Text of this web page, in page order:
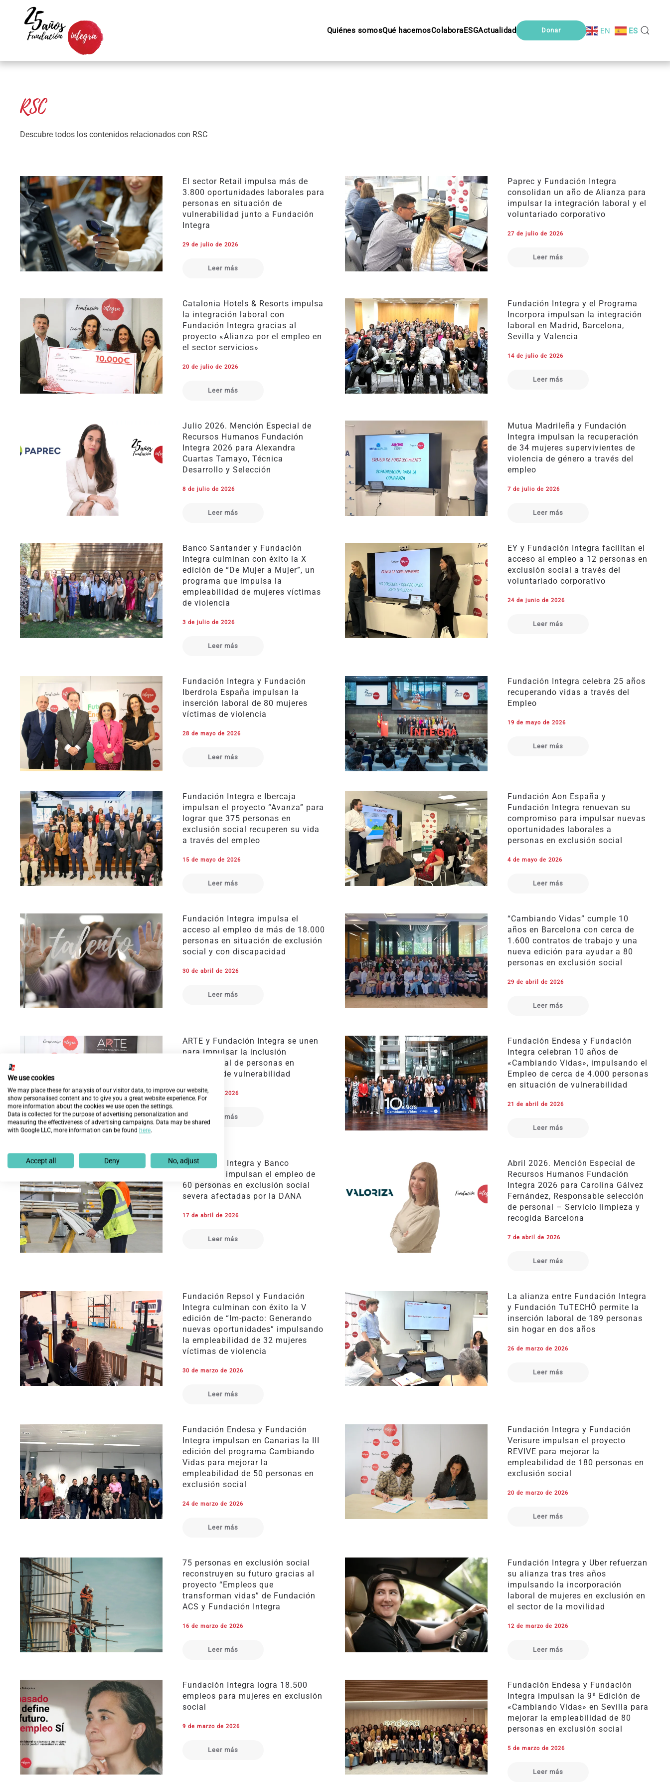
Skip to main content
Quiénes somosQué hacemosColaboraESGActualidad Donar EN ES
RSC
Descubre todos los contenidos relacionados con RSC
El sector Retail impulsa más de
3.800 oportunidades laborales para
personas en situación de
vulnerabilidad junto a Fundación
Integra
29 de julio de 2026
Leer más
Paprec y Fundación Integra
consolidan un año de Alianza para
impulsar la integración laboral y el
voluntariado corporativo
27 de julio de 2026
Leer más
Catalonia Hotels & Resorts impulsa
la integración laboral con
Fundación Integra gracias al
proyecto «Alianza por el empleo en
el sector servicios»
20 de julio de 2026
Leer más
Fundación Integra y el Programa
Incorpora impulsan la integración
laboral en Madrid, Barcelona,
Sevilla y Valencia
14 de julio de 2026
Leer más
Julio 2026. Mención Especial de
Recursos Humanos Fundación
Integra 2026 para Alexandra
Cuartas Tamayo, Técnica
Desarrollo y Selección
8 de julio de 2026
Leer más
Mutua Madrileña y Fundación
Integra impulsan la recuperación
de 34 mujeres supervivientes de
violencia de género a través del
empleo
7 de julio de 2026
Leer más
Banco Santander y Fundación
Integra culminan con éxito la X
edición de “De Mujer a Mujer”, un
programa que impulsa la
empleabilidad de mujeres víctimas
de violencia
3 de julio de 2026
Leer más
EY y Fundación Integra facilitan el
acceso al empleo a 12 personas en
exclusión social a través del
voluntariado corporativo
24 de junio de 2026
Leer más
Fundación Integra y Fundación
Iberdrola España impulsan la
inserción laboral de 80 mujeres
víctimas de violencia
28 de mayo de 2026
Leer más
Fundación Integra celebra 25 años
recuperando vidas a través del
Empleo
19 de mayo de 2026
Leer más
Fundación Integra e Ibercaja
impulsan el proyecto “Avanza” para
lograr que 375 personas en
exclusión social recuperen su vida
a través del empleo
15 de mayo de 2026
Leer más
Fundación Aon España y
Fundación Integra renuevan su
compromiso para impulsar nuevas
oportunidades laborales a
personas en exclusión social
4 de mayo de 2026
Leer más
Fundación Integra impulsa el
acceso al empleo de más de 18.000
personas en situación de exclusión
social y con discapacidad
30 de abril de 2026
Leer más
“Cambiando Vidas” cumple 10
años en Barcelona con cerca de
1.600 contratos de trabajo y una
nueva edición para ayudar a 80
personas en exclusión social
29 de abril de 2026
Leer más
ARTE y Fundación Integra se unen
para impulsar la inclusión
sociolaboral de personas en
situación de vulnerabilidad
23 de abril de 2026
Leer más
Fundación Endesa y Fundación
Integra celebran 10 años de
«Cambiando Vidas», impulsando el
Empleo de cerca de 4.000 personas
en situación de vulnerabilidad
21 de abril de 2026
Leer más
Fundación Integra y Banco
Santander impulsan el empleo de
60 personas en exclusión social
severa afectadas por la DANA
17 de abril de 2026
Leer más
Abril 2026. Mención Especial de
Recursos Humanos Fundación
Integra 2026 para Carolina Gálvez
Fernández, Responsable selección
de personal – Servicio limpieza y
recogida Barcelona
7 de abril de 2026
Leer más
Fundación Repsol y Fundación
Integra culminan con éxito la V
edición de “Im-pacto: Generando
nuevas oportunidades” impulsando
la empleabilidad de 32 mujeres
víctimas de violencia
30 de marzo de 2026
Leer más
La alianza entre Fundación Integra
y Fundación TuTECHÔ permite la
inserción laboral de 189 personas
sin hogar en dos años
26 de marzo de 2026
Leer más
Fundación Endesa y Fundación
Integra impulsan en Canarias la III
edición del programa Cambiando
Vidas para mejorar la
empleabilidad de 50 personas en
exclusión social
24 de marzo de 2026
Leer más
Fundación Integra y Fundación
Verisure impulsan el proyecto
REVIVE para mejorar la
empleabilidad de 180 personas en
exclusión social
20 de marzo de 2026
Leer más
75 personas en exclusión social
reconstruyen su futuro gracias al
proyecto “Empleos que
transforman vidas” de Fundación
ACS y Fundación Integra
16 de marzo de 2026
Leer más
Fundación Integra y Uber refuerzan
su alianza tras tres años
impulsando la incorporación
laboral de mujeres en exclusión en
el sector de la movilidad
12 de marzo de 2026
Leer más
Fundación Integra logra 18.500
empleos para mujeres en exclusión
social
9 de marzo de 2026
Leer más
Fundación Endesa y Fundación
Integra impulsan la 9ª Edición de
«Cambiando Vidas» en Sevilla para
mejorar la empleabilidad de 80
personas en exclusión social
5 de marzo de 2026
Leer más
We use cookies
We may place these for analysis of our visitor data, to improve our website,
show personalised content and to give you a great website experience. For
more information about the cookies we use open the settings.
Data is collected for the purpose of advertising personalization and
measuring the effectiveness of advertising campaigns. Data may be shared
with Google LLC, more information can be found here.
Accept all Deny No, adjust